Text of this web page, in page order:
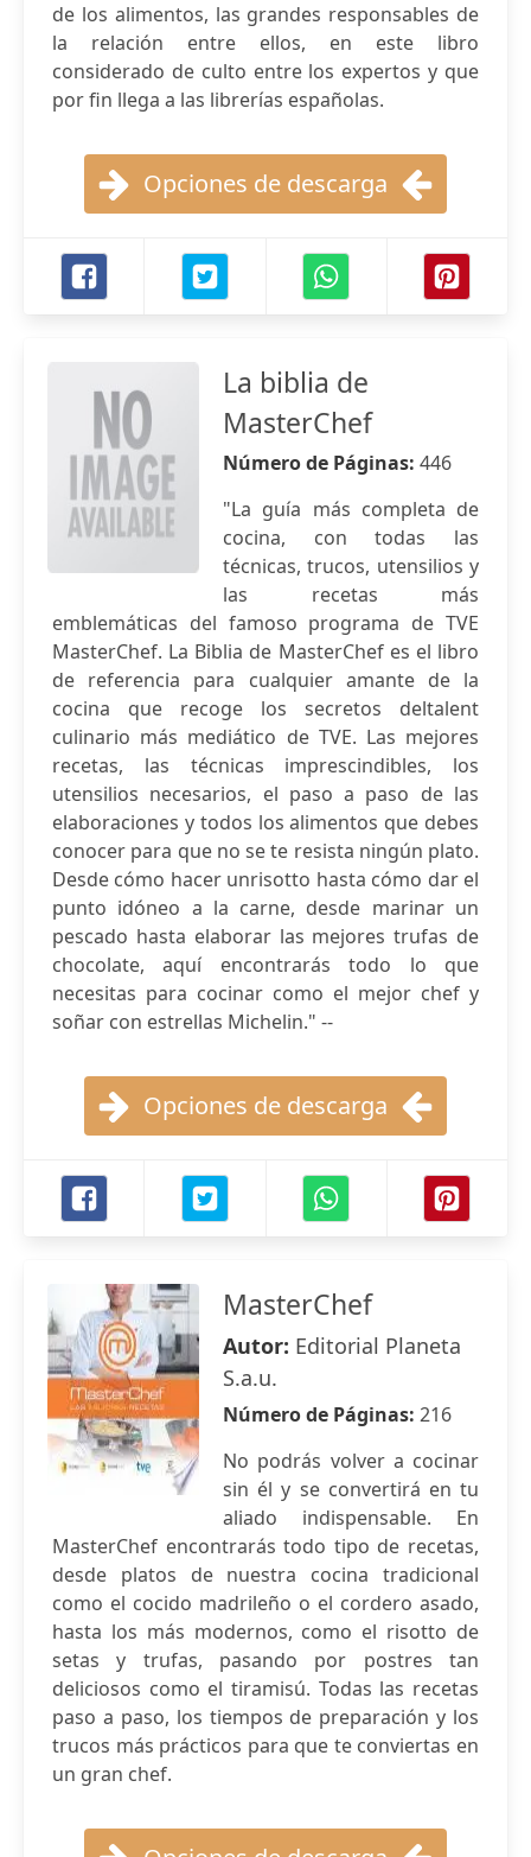
de los alimentos, las grandes responsables de
la relación entre ellos, en este libro
considerado de culto entre los expertos y que
por fin llega a las librerías españolas.
Opciones de descarga
La biblia de
MasterChef
Número de Páginas: 446
"La guía más completa de
cocina, con todas las
técnicas, trucos, utensilios y
las recetas más
emblemáticas del famoso programa de TVE
MasterChef. La Biblia de MasterChef es el libro
de referencia para cualquier amante de la
cocina que recoge los secretos deltalent
culinario más mediático de TVE. Las mejores
recetas, las técnicas imprescindibles, los
utensilios necesarios, el paso a paso de las
elaboraciones y todos los alimentos que debes
conocer para que no se te resista ningún plato.
Desde cómo hacer unrisotto hasta cómo dar el
punto idóneo a la carne, desde marinar un
pescado hasta elaborar las mejores trufas de
chocolate, aquí encontrarás todo lo que
necesitas para cocinar como el mejor chef y
soñar con estrellas Michelin." --
Opciones de descarga
MasterChef
Autor: Editorial Planeta
S.a.u.
Número de Páginas: 216
No podrás volver a cocinar
sin él y se convertirá en tu
aliado indispensable. En
MasterChef encontrarás todo tipo de recetas,
desde platos de nuestra cocina tradicional
como el cocido madrileño o el cordero asado,
hasta los más modernos, como el risotto de
setas y trufas, pasando por postres tan
deliciosos como el tiramisú. Todas las recetas
paso a paso, los tiempos de preparación y los
trucos más prácticos para que te conviertas en
un gran chef.